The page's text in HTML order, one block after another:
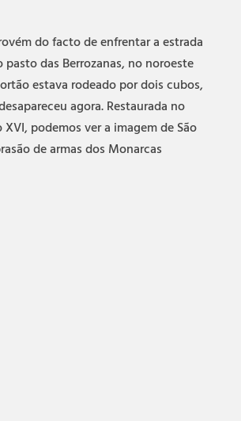
do facto de enfrentar a estrada
das Berrozanas, no noroeste
estava rodeado por dois cubos,
agora. Restaurada no
podemos ver a imagem de São
de armas dos Monarcas